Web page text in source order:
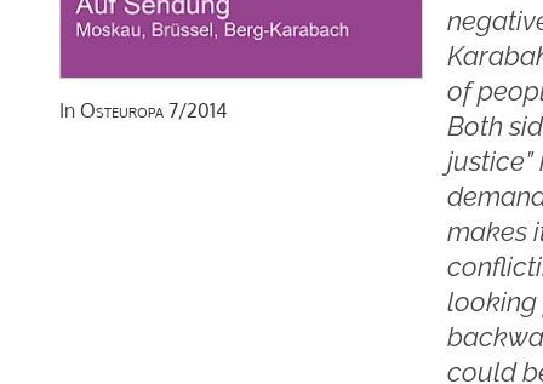
In Osteuropa 7/2014
of
Both
makes
looking
could